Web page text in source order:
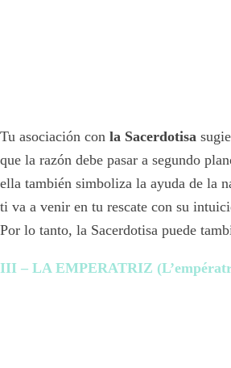
Tu asociación con la Sacerdotisa
que la razón debe pasar a segundo
ella también simboliza la ayuda de la
ti va a venir en tu rescate con su
Por lo tanto, la Sacerdotisa puede
III – LA EMPERATRIZ